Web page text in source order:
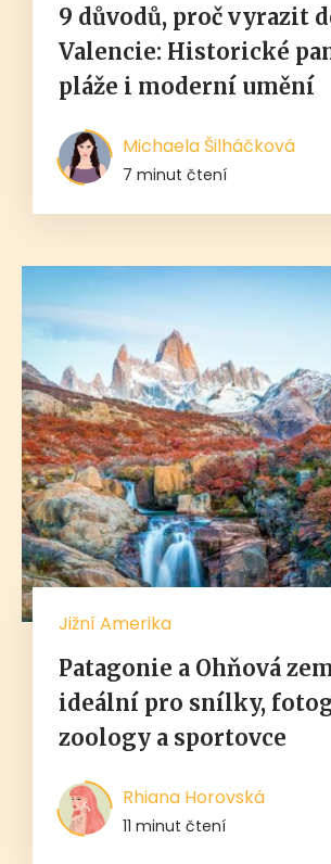
9 důvodů, proč vyrazit
Valencie: Historické
pláže i moderní umění
Michaela Šilháčková
7 minut čtení
Jižní Amerika
Patagonie a Ohňová
ideální pro snílky,
zoology a sportovce
Rhiana Horovská
11 minut čtení